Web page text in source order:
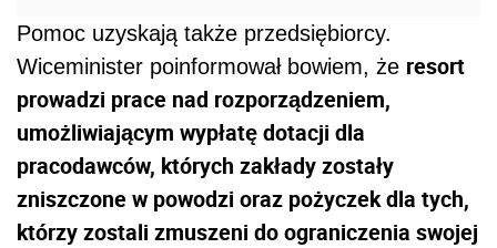
Pomoc uzyskają także przedsiębiorcy.
Wiceminister poinformował bowiem, że resort
prowadzi prace nad rozporządzeniem,
umożliwiającym wypłatę dotacji dla
pracodawców, których zakłady zostały
zniszczone w powodzi oraz pożyczek dla tych,
którzy zostali zmuszeni do ograniczenia swojej